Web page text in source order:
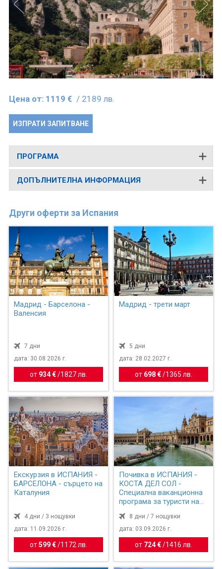
Цена от: 1119 € / 2189 лв.
ИЗПРАТИ ЗАПИТВАНЕ
ПРОГРАМА
ДОПЪЛНИТЕЛНА ИНФОРМАЦИЯ
Други оферти за Испания
Мадрид - Барселона -
Валенсия
7 дни
дата: 30.08.2026 г.
от 934 € / 1827 лв.
Мадрид - трети март
5 дни
дата: 28.02.2027 г.
от 698 €/ 1365 лв.
Екскурзия в ИСПАНИЯ -
БАРСЕЛОНА - сърцето на
Каталуния
4 дни / 3 нощувки
дата: 11.09.2026 г.
от599 € / 1172 лв.
Почивка в ИСПАНИЯ -
КОСТА ДЕЛ СОЛ -
Специална ваканционна
програма за туристи над
8 дни / 7 нощувки
дата: 03.09.2026 г.
от 724 €/ 1416 лв.